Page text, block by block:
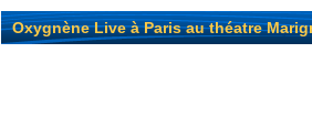
Oxygnène Live à Paris au théatre